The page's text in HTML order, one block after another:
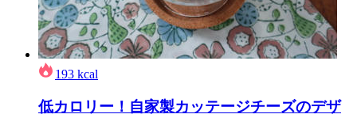
193 kcal
低カロリー！自家製カッテージチーズのデザ